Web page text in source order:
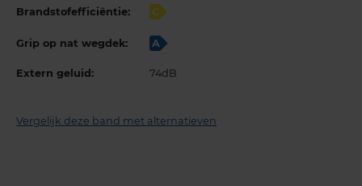
Brandstofefficiëntie: C
Grip op nat wegdek: A
Extern geluid: 74dB
Vergelijk deze band met alternatieven